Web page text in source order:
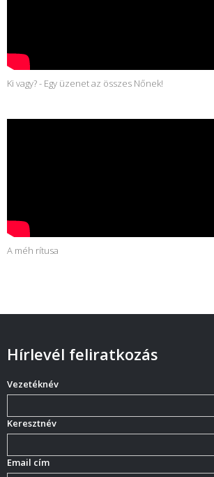
Ki vagy? - Egy üzenet az összes Nőnek!
A méh rítusa
Hírlevél feliratkozás
Vezetéknév
Keresztnév
Email cím